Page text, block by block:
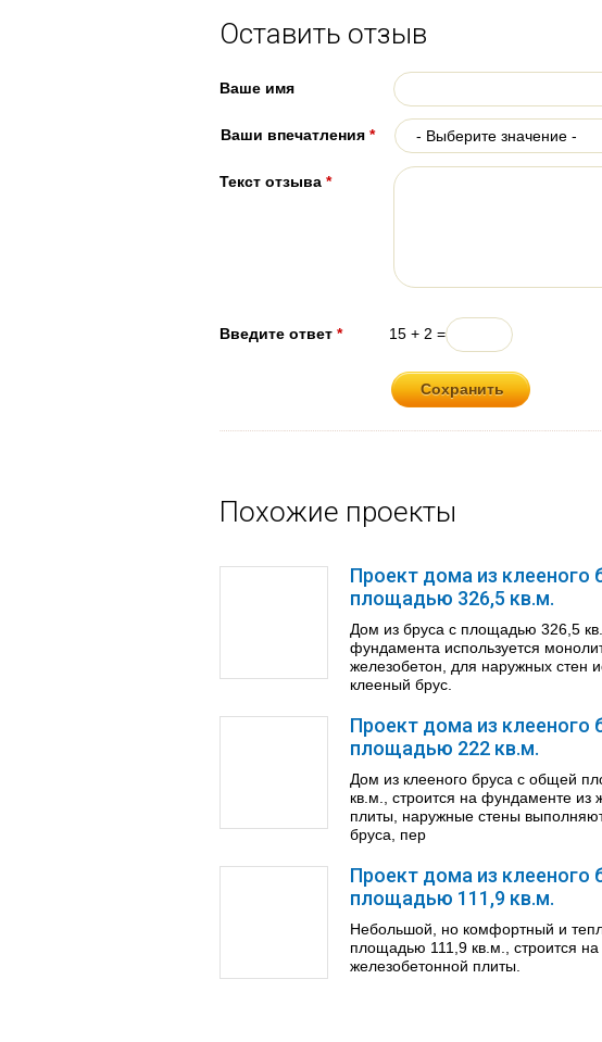
Оставить отзыв
Ваше имя
Ваши впечатления *
Текст отзыва *
Введите ответ * 15 + 2 =
Похожие проекты
Проект дома из клееного
площадью 326,5 кв.м.
Дом из бруса с площадью 326,5
фундамента используется
железобетон, для наружных стен
клееный брус.
Проект дома из клееного
площадью 222 кв.м.
Дом из клееного бруса с общей
кв.м., строится на фундаменте из
плиты, наружные стены
бруса, пер
Проект дома из клееного
площадью 111,9 кв.м.
Небольшой, но комфортный и
площадью 111,9 кв.м., строится
железобетонной плиты.